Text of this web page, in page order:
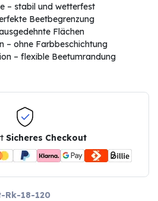
– stabil und wetterfest
Beetbegrenzung
Flächen
– ohne Farbbeschichtung
– flexible Beetumrandung
Sicheres Checkout
Rk-18-120